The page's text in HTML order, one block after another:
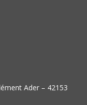
Ader – 42153